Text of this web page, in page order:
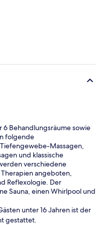
6 Behandlungsräume sowie
folgende
Massagen,
und klassische
verschiedene
angeboten,
Reflexologie. Der
Sauna, einen Whirlpool und
unter 16 Jahren ist der
gestattet.